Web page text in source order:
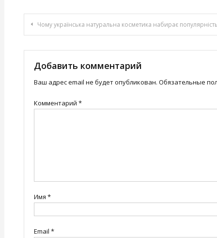
Навигация
по
записям
Чому українська натуральна косметика набирає
Добавить комментарий
Ваш адрес email не будет опубликован. Обязательные
Комментарий *
Имя *
Email *